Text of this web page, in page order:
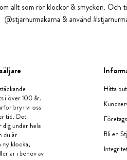
allt som rör klockor & smycken. Och
@stjarnurmakarna & använd
i över 100 år.
bryr vi oss
tid. Det
dig under hela
du är
ny klocka,
är i behov av
Hitta
Bli en